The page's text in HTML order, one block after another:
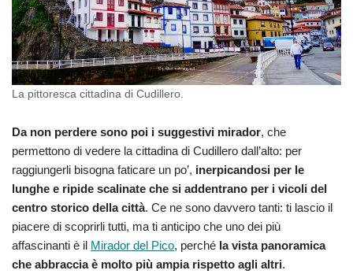
La pittoresca cittadina di Cudillero.
Da non perdere sono poi i suggestivi mirador, che
permettono di vedere la cittadina di Cudillero dall’alto: per
raggiungerli bisogna faticare un po’, inerpicandosi per le
lunghe e ripide scalinate che si addentrano per i vicoli del
centro storico della città. Ce ne sono davvero tanti: ti lascio il
piacere di scoprirli tutti, ma ti anticipo che uno dei più
affascinanti è il Mirador del Pico, perché la vista panoramica
che abbraccia è molto più ampia rispetto agli altri.